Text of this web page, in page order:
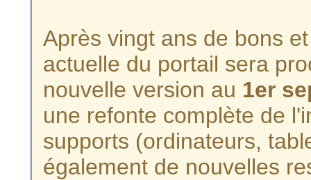
Après vingt ans de bons
actuelle du portail sera
nouvelle version au 1er
une refonte complète de
supports (ordinateurs,
également de nouvelles